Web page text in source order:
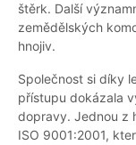
štěrk. Další
zemědělských
hnojiv.
Společnost si díky
přístupu dokázala
dopravy. Jednou z
ISO 9001:2001,